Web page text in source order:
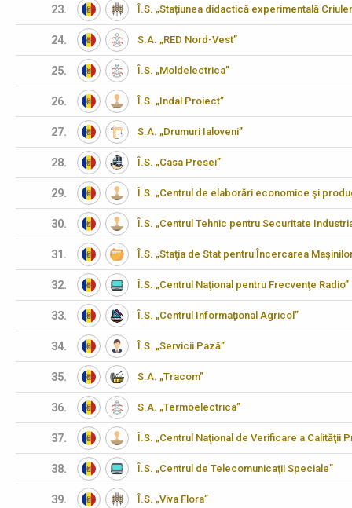
23. Î.S. „Stațiunea didactică experimentală
24. S.A. „RED Nord-Vest”
25. Î.S. „Moldelectrica”
26. Î.S. „Indal Proiect”
27. S.A. „Drumuri Ialoveni”
28. Î.S. „Casa Presei”
29. Î.S. „Centrul de elaborări economice şi
30. Î.S. „Centrul Tehnic pentru Securitate
31. Î.S. „Staţia de Stat pentru Încercarea
32. Î.S. „Centrul Naţional pentru Frecvenţe Radio”
33. Î.S. „Centrul Informaţional Agricol”
34. Î.S. „Servicii Pază”
35. S.A. „Tracom”
36. S.A. „Termoelectrica”
37. Î.S. „Centrul Naţional de Verificare a Calităţii
38. Î.S. „Centrul de Telecomunicaţii Speciale”
39. Î.S. „Viva Flora”